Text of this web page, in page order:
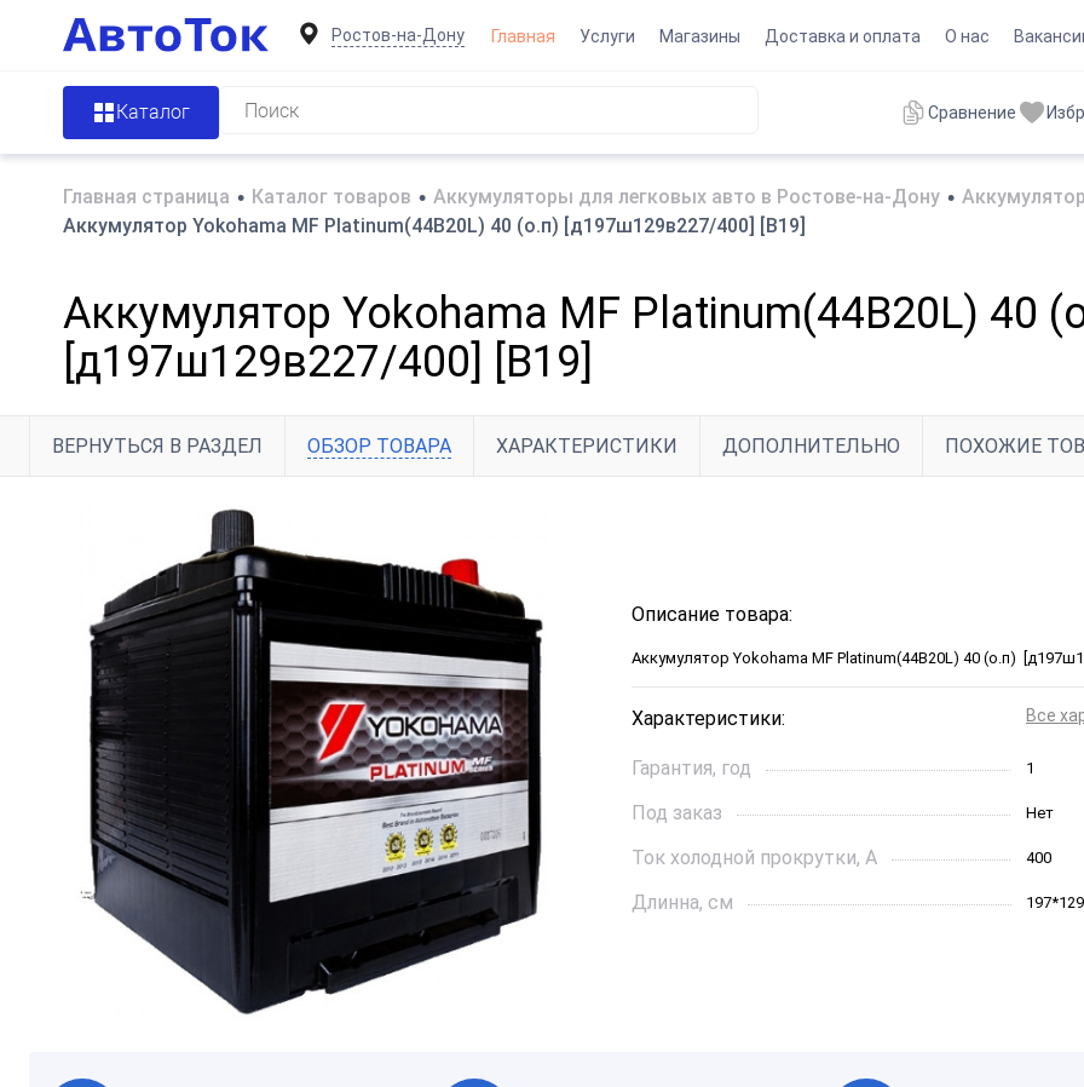
Ростов-на-Дону Главная Услуги Магазины Доставка и оплата О нас
Каталог Сравнение
Главная страница • Каталог товаров • Аккумуляторы для легковых авто в Ростове-на-Дону •
Аккумулятор Yokohama MF Platinum(44B20L) 40 (о.п) [д197ш129в227/400] [B19]
Аккумулятор Yokohama MF Platinum(44B20L) 40
[д197ш129в227/400] [B19]
ВЕРНУТЬСЯ В РАЗДЕЛ ОБЗОР ТОВАРА ХАРАКТЕРИСТИКИ ДОПОЛНИТЕЛЬНО ПОХОЖИЕ
Описание товара:
Аккумулятор Yokohama MF Platinum(44B20L) 40 (о.п)
Характеристики: Все
Гарантия, год 1
Под заказ Нет
Ток холодной прокрутки, A 400
Длинна, см